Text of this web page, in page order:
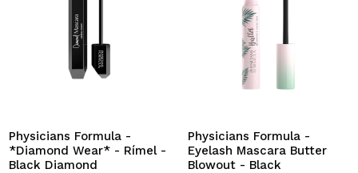
Physicians Formula -
*Diamond Wear* - Rímel -
Black Diamond
Physicians Formula -
Eyelash Mascara Butter
Blowout - Black